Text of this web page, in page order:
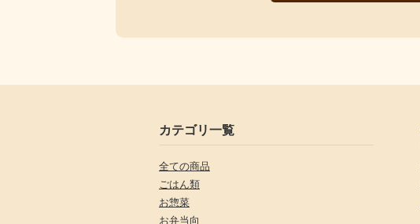
カテゴリ一覧
全ての商品
ごはん類
お惣菜
お弁当向